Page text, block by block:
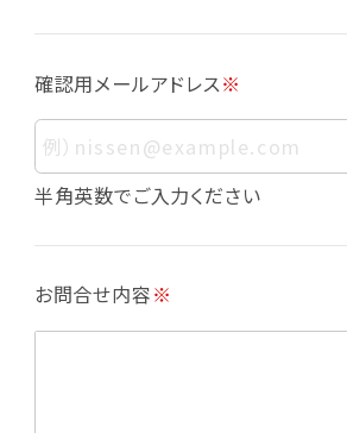
個人情報の利用目的について
下の通りであり、これらの目的達
えてお客様の個人情報を利用す
せん。
・会員登録者の個人認証
・会員ポイントプログラムの運営
・メールマガジンの配信
・本サービスに関する規約等の
確認用メールアドレス※
半角英数でご入力ください
お問合せ内容※